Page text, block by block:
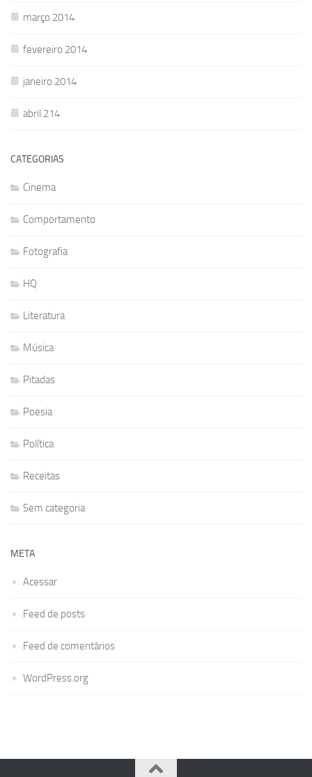
março 2014
fevereiro 2014
janeiro 2014
abril 214
CATEGORIAS
Cinema
Comportamento
Fotografia
HQ
Literatura
Música
Pitadas
Poesia
Política
Receitas
Sem categoria
META
Acessar
Feed de posts
Feed de comentários
WordPress.org